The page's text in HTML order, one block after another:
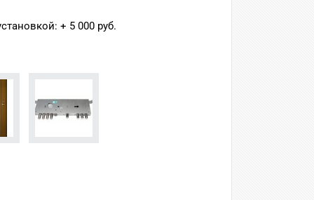
+ 5 000 руб.